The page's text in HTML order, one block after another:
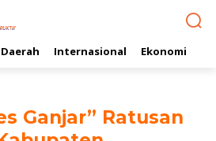
Daerah Internasional Ekonomi
Ganjar” Ratusan